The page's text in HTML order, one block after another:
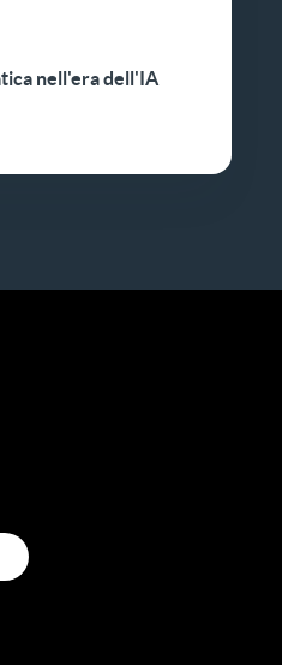
nell'era dell'IA